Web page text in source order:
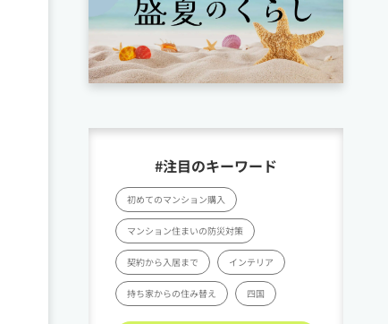
#注目のキーワード
初めてのマンション購入
マンション住まいの防災対策
契約から入居まで インテリア
持ち家からの住み替え 四国